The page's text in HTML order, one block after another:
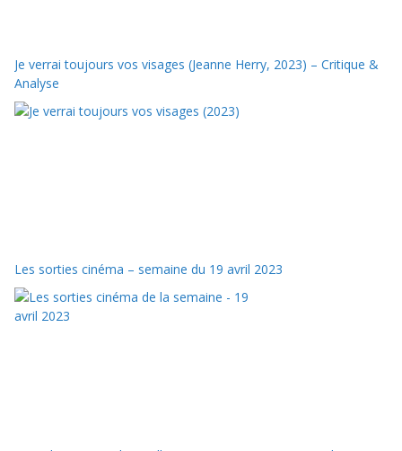
Je verrai toujours vos visages (Jeanne Herry, 2023) – Critique &
Analyse
Les sorties cinéma – semaine du 19 avril 2023